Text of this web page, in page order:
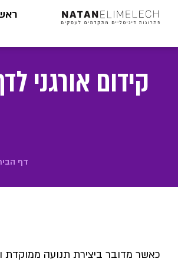
קידום אורגני
דף
כאשר מדובר ביצירת תנועה